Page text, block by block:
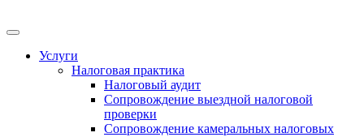
Меню
Услуги
Налоговая практика
Налоговый аудит
Сопровождение выездной налоговой
проверки
Сопровождение камеральных налоговых